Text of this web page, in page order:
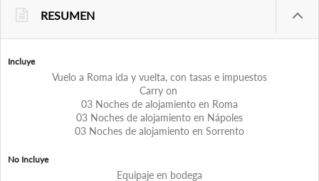
RESUMEN
Incluye
Vuelo a Roma ida y vuelta, con tasas e impuestos
Carry on
03 Noches de alojamiento en Roma
03 Noches de alojamiento en Nápoles
03 Noches de alojamiento en Sorrento
No Incluye
Equipaje en bodega